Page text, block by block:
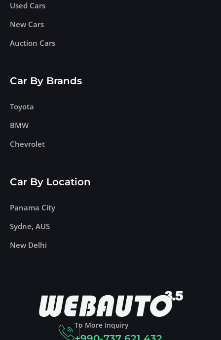
Used Cars
New Cars
Auction Cars
Car By Brands
Toyota
BMW
Chevrolet
Car By Location
Panama City
Sydne, AUS
New Delhi
To More Inquiry